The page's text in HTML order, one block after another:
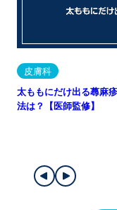
皮膚科
太ももにだけ出る蕁麻
法は？【医師監修】